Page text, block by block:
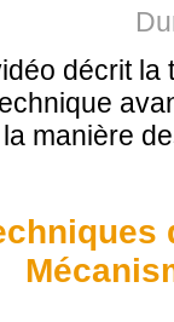
décrit la
manière